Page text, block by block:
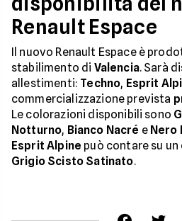
Renault Espace
Il nuovo Renault Espace è
stabilimento di Valencia. Sarà
allestimenti: Techno, Esprit
commercializzazione prevista
Le colorazioni disponibili sono
Notturno, Bianco Nacré e Nero
Esprit Alpine può contare su un
Grigio Scisto Satinato.